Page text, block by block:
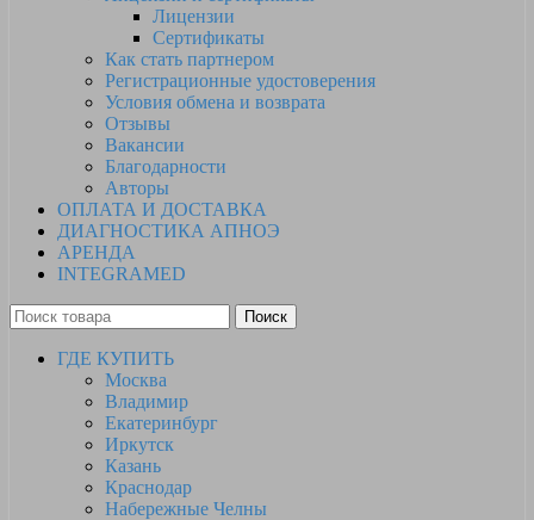
Лицензии
Сертификаты
Как стать партнером
Регистрационные удостоверения
Условия обмена и возврата
Отзывы
Вакансии
Благодарности
Авторы
ОПЛАТА И ДОСТАВКА
ДИАГНОСТИКА АПНОЭ
АРЕНДА
INTEGRAMED
Поиск
ГДЕ КУПИТЬ
Москва
Владимир
Екатеринбург
Иркутск
Казань
Краснодар
Набережные Челны